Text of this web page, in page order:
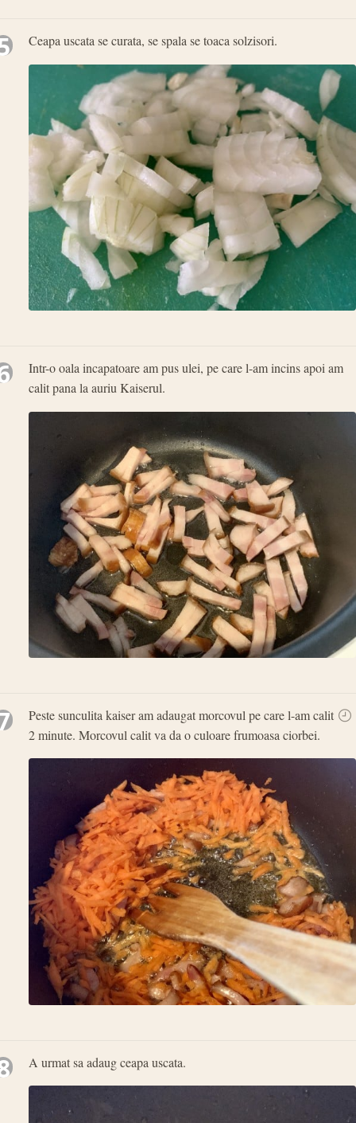
Ceapa uscata se curata, se spala se toaca solzisori.
Intr-o oala incapatoare am pus ulei, pe care l-am incins apoi am
calit pana la auriu Kaiserul.
Peste sunculita kaiser am adaugat morcovul pe care l-am calit
2 minute. Morcovul calit va da o culoare frumoasa ciorbei.
A urmat sa adaug ceapa uscata.